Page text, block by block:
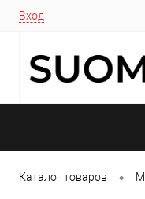
Вход
Каталог товаров •